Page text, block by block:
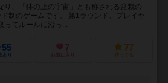
り、「鉢の上の宇宙」とも称される盆栽の
ド制のゲームです。 第1ラウンド、プレイヤ
ってルールに沿っ...
55
あり
7
お気に入り
77
持ってる